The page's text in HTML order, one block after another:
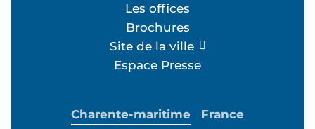
Les offices
Brochures
Site de la ville
Espace Presse
Charente-maritime France